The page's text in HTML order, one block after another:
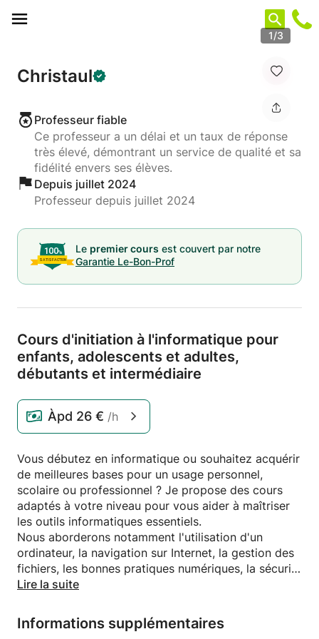
1/3
Christaul
Professeur fiable
Ce professeur a un délai et un taux de réponse
très élevé, démontrant un service de qualité et sa
fidélité envers ses élèves.
Depuis juillet 2024
Professeur depuis juillet 2024
Le premier cours est couvert par notre
Garantie Le-Bon-Prof
Cours d'initiation à l'informatique pour
enfants, adolescents et adultes,
débutants et intermédiaire
Àpd 26 € /h
Vous débutez en informatique ou souhaitez acquérir
de meilleures bases pour un usage personnel,
scolaire ou professionnel ? Je propose des cours
adaptés à votre niveau pour vous aider à maîtriser
les outils informatiques essentiels.
Nous aborderons notamment l'utilisation d'un
ordinateur, la navigation sur Internet, la gestion des
fichiers, les bonnes pratiques numériques, la sécurité
en ligne ainsi que les logiciels les plus couramment
Les cours sont personnalisés et conçus pour
avancer à votre rythme dans une ambiance
Lire la suite
Informations supplémentaires